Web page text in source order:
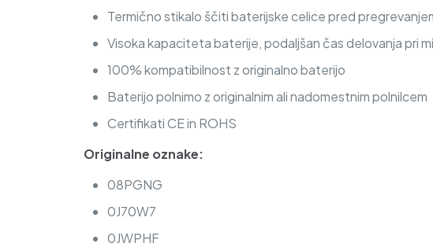
Termično stikalo ščiti baterijske celice pred
Visoka kapaciteta baterije, podaljšan čas delovanja pri
100% kompatibilnost z originalno baterijo
Baterijo polnimo z originalnim ali nadomestnim polnilcem
Certifikati CE in ROHS
Originalne oznake:
08PGNG
0J70W7
0JWPHF